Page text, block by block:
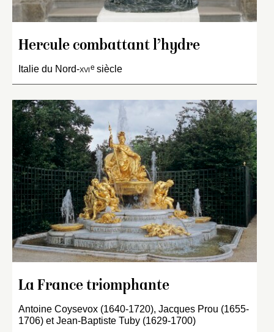
Hercule combattant l’hydre
Italie du Nord-xvie siècle
La France triomphante
Antoine Coysevox (1640-1720), Jacques Prou (1655-
1706) et Jean-Baptiste Tuby (1629-1700)